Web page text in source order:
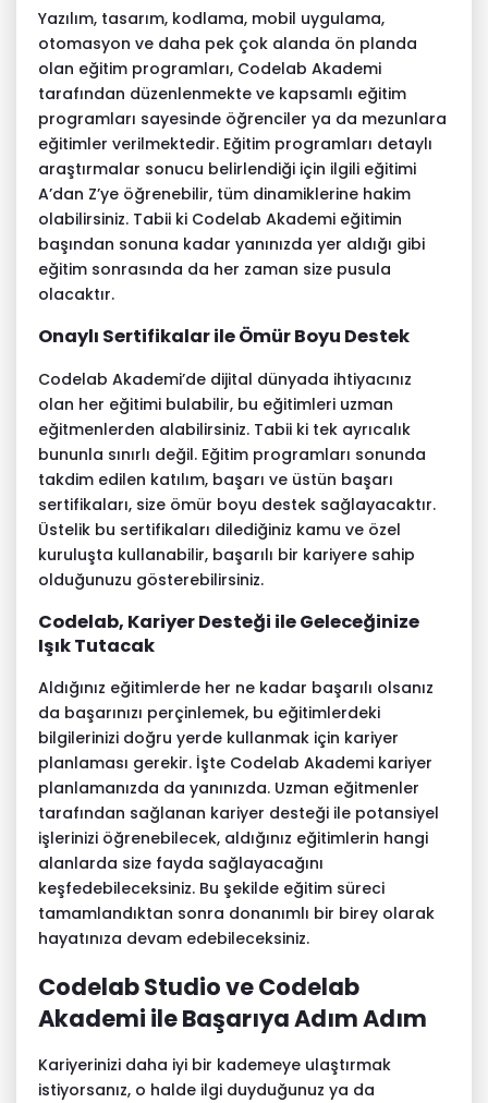
Yazılım, tasarım, kodlama, mobil uygulama,
otomasyon ve daha pek çok alanda ön planda
olan eğitim programları, Codelab Akademi
tarafından düzenlenmekte ve kapsamlı eğitim
programları sayesinde öğrenciler ya da mezunlara
eğitimler verilmektedir. Eğitim programları detaylı
araştırmalar sonucu belirlendiği için ilgili eğitimi
A’dan Z’ye öğrenebilir, tüm dinamiklerine hakim
olabilirsiniz. Tabii ki Codelab Akademi eğitimin
başından sonuna kadar yanınızda yer aldığı gibi
eğitim sonrasında da her zaman size pusula
olacaktır.
Onaylı Sertifikalar ile Ömür Boyu Destek
Codelab Akademi’de dijital dünyada ihtiyacınız
olan her eğitimi bulabilir, bu eğitimleri uzman
eğitmenlerden alabilirsiniz. Tabii ki tek ayrıcalık
bununla sınırlı değil. Eğitim programları sonunda
takdim edilen katılım, başarı ve üstün başarı
sertifikaları, size ömür boyu destek sağlayacaktır.
Üstelik bu sertifikaları dilediğiniz kamu ve özel
kuruluşta kullanabilir, başarılı bir kariyere sahip
olduğunuzu gösterebilirsiniz.
Codelab, Kariyer Desteği ile Geleceğinize
Işık Tutacak
Aldığınız eğitimlerde her ne kadar başarılı olsanız
da başarınızı perçinlemek, bu eğitimlerdeki
bilgilerinizi doğru yerde kullanmak için kariyer
planlaması gerekir. İşte Codelab Akademi kariyer
planlamanızda da yanınızda. Uzman eğitmenler
tarafından sağlanan kariyer desteği ile potansiyel
işlerinizi öğrenebilecek, aldığınız eğitimlerin hangi
alanlarda size fayda sağlayacağını
keşfedebileceksiniz. Bu şekilde eğitim süreci
tamamlandıktan sonra donanımlı bir birey olarak
hayatınıza devam edebileceksiniz.
Codelab Studio ve Codelab
Akademi ile Başarıya Adım Adım
Kariyerinizi daha iyi bir kademeye ulaştırmak
istiyorsanız, o halde ilgi duyduğunuz ya da